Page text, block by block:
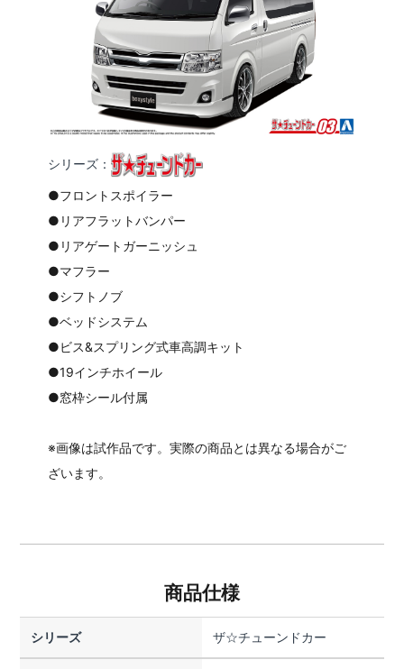
シリーズ：
●フロントスポイラー
●リアフラットバンパー
●リアゲートガーニッシュ
●マフラー
●シフトノブ
●ベッドシステム
●ビス&スプリング式車高調キット
●19インチホイール
●窓枠シール付属
※画像は試作品です。実際の商品とは異なる場合がご
ざいます。
商品仕様
シリーズ ザ☆チューンドカー